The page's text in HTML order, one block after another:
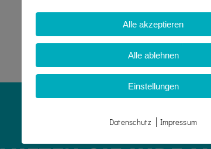
Alle akzeptieren
Alle ablehnen
Einstellungen
Datenschutz| Impressum